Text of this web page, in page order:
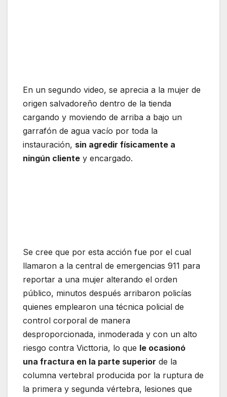
En un segundo video, se aprecia a la mujer de
origen salvadoreño dentro de la tienda
cargando y moviendo de arriba a bajo un
garrafón de agua vacío por toda la
instauración, sin agredir físicamente a
ningún cliente y encargado.
Se cree que por esta acción fue por el cual
llamaron a la central de emergencias 911 para
reportar a una mujer alterando el orden
público, minutos después arribaron policías
quienes emplearon una técnica policial de
control corporal de manera
desproporcionada, inmoderada y con un alto
riesgo contra Victtoria, lo que le ocasionó
una fractura en la parte superior de la
columna vertebral producida por la ruptura de
la primera y segunda vértebra, lesiones que